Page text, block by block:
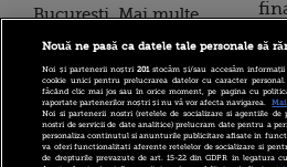
Bucuresti. Mai multe
garduri si chioscuri au
fost incendiate in zona
Unirii, iar statii de
autobuz, vandalizate.
FOTO + VIDEO
Nouă ne pasă ca datele tale personale să
Noi și partenerii noștri201stocăm și/sau accesăm
cookie unici pentru prelucrarea datelor cu caracter
făcând clic mai jos sau în orice moment, pe pagina cu
raportate partenerilor noștri și nu vă vor afecta navigarea.
Noi si partenerii nostri (retelele de socializare si agentiile
nostri de servicii de date analitice) prelucram date pentru a
personaliza continutul si anunturile publicitare afisate in
va oferi functionalitati aferente retelelor de socializare si
de drepturile prevazute de art. 15-22 din GDPR in legatura